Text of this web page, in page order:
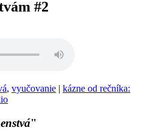
#2
, vyučovanie | kázne od rečníka:
"